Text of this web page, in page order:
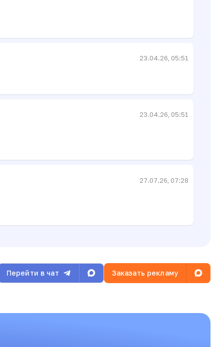
27.07.26, 07:28
23.04.26, 05:51
23.04.26, 05:51
Заказать рекламу
Перейти в чат